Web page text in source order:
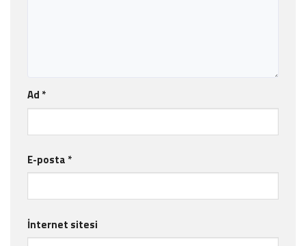
Ad *
E-posta *
İnternet sitesi